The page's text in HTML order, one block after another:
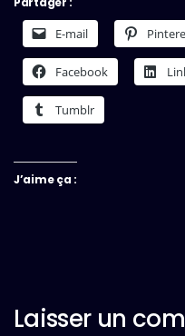
E-mail
Facebook
Tumblr
J’aime ça :
Laisser un